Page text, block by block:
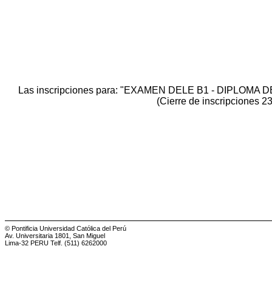
Las inscripciones para: "EXAMEN DELE B1 - DIPLOMA
(Cierre de inscripciones
© Pontificia Universidad Católica del Perú
Av. Universitaria 1801, San Miguel
Lima-32 PERU Telf. (511) 6262000